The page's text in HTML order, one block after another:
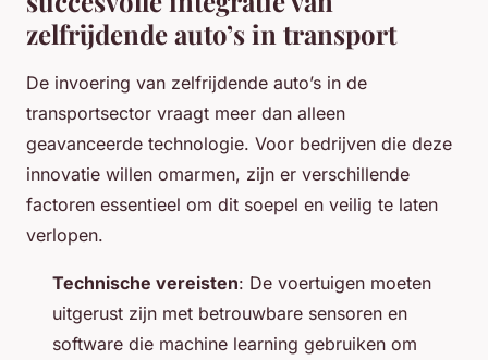
zelfrijdende auto’s in transport
De invoering van zelfrijdende auto’s in de
transportsector vraagt meer dan alleen
geavanceerde technologie. Voor bedrijven die deze
innovatie willen omarmen, zijn er verschillende
factoren essentieel om dit soepel en veilig te laten
verlopen.
Technische vereisten: De voertuigen moeten
uitgerust zijn met betrouwbare sensoren en
software die machine learning gebruiken om